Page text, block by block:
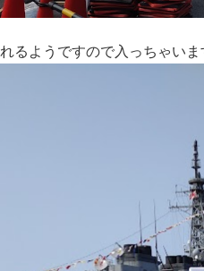
るようですので入っちゃいま